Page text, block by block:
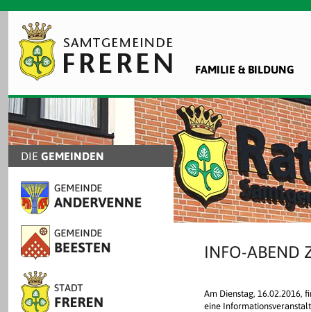
FAMILIE & BILDUNG
DIE GEMEINDEN
INFO-ABEND
Am Dienstag, 16.02.2016,
eine